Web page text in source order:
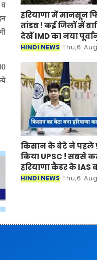
व
हरियाणा में मानसून
तांडव ! कई जिलों में
देखें IMD का नया
HINDI NEWS Thu,6
किसान के बेटे ने पहले
किया UPSC ! सबसे
हरियाणा कैडर के IAS
HINDI NEWS Thu,6